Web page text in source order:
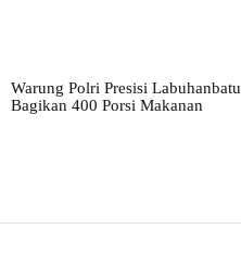
Warung Polri Presisi Labuhanbatu
Bagikan 400 Porsi Makanan